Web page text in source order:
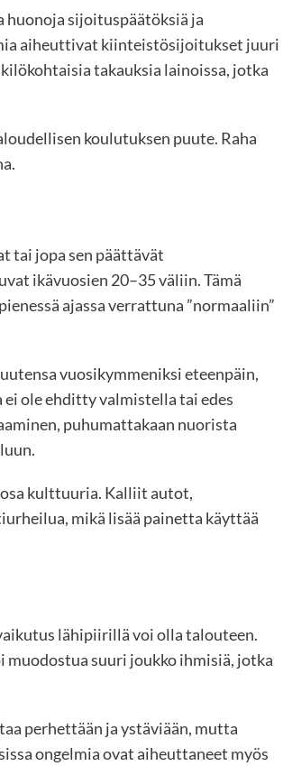
huonoja sijoituspäätöksiä ja
aiheuttivat kiinteistösijoitukset juuri
takauksia lainoissa, jotka
koulutuksen puute. Raha
tai jopa sen päättävät
ikävuosien 20–35 väliin. Tämä
ajassa verrattuna ”normaaliin”
vuosikymmeniksi eteenpäin,
ole ehditty valmistella tai edes
puhumattakaan nuorista
kulttuuria. Kalliit autot,
mikä lisää painetta käyttää
lähipiirillä voi olla talouteen.
muodostua suuri joukko ihmisiä, jotka
perhettään ja ystäviään, mutta
ongelmia ovat aiheuttaneet myös